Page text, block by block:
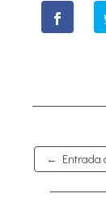
← Entrada